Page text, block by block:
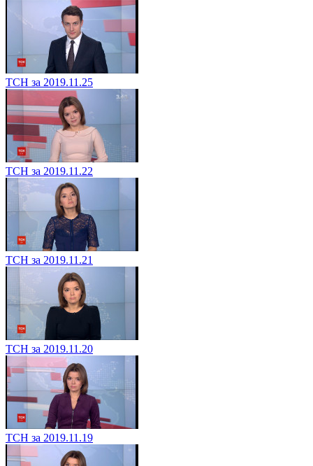
ТСН за 2019.11.25
ТСН за 2019.11.22
ТСН за 2019.11.21
ТСН за 2019.11.20
ТСН за 2019.11.19